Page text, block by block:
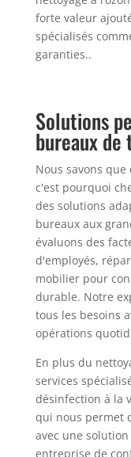
forte valeur
spécialisés
garanties..
Solutions
bureaux
Nous savons
c'est pourquoi
des solutions
bureaux aux
évaluons des
d'employés,
mobilier pour
durable. Notre
tous les besoins
opérations
En plus du
services
désinfection à la
qui nous permet
avec une
entreprise de